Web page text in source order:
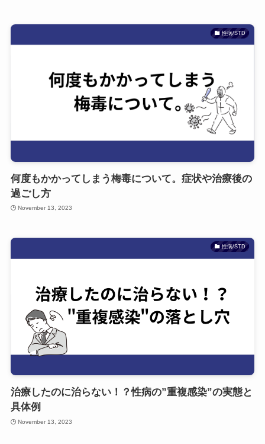
性病/STD
何度もかかってしまう梅毒について。症状や治療後の
過ごし方
November 13, 2023
性病/STD
治療したのに治らない！？性病の”重複感染”の実態と
具体例
November 13, 2023